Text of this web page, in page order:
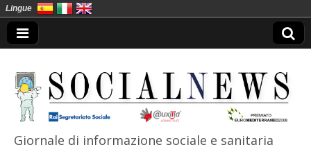
Giornale di informazione sociale e sanitaria
Lingue